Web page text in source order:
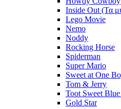
Inside Out (Τα
Lego Movie
Nemo
Noddy
Rocking Horse
Spiderman
Super Mario
Sweet at One
Tom & Jerry
Toot Sweet
Gold Star